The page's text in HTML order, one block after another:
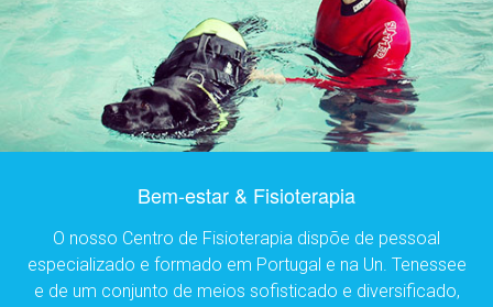
Bem-estar & Fisioterapia
O nosso Centro de Fisioterapia dispõe de pessoal
especializado e formado em Portugal e na Un. Tenessee
e de um conjunto de meios sofisticado e diversificado,